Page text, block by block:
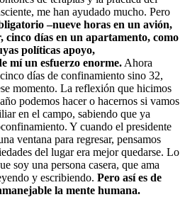
me han ayudado mucho. Pero
–nueve horas en un avión,
cinco días en un apartamento, como
políticas apoyo,
mí un esfuerzo enorme. Ahora
días de confinamiento sino 32,
momento. La reflexión que hicimos
podemos hacer o hacernos si vamos
en el campo, sabiendo que ya
Y cuando el presidente
ventana para regresar, pensamos
del lugar era mejor quedarse. Lo
soy una persona casera, que ama
y escribiendo. Pero así es de
la mente humana.